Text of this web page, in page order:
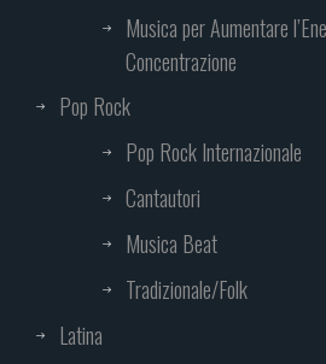
Musica per Aumentare
Concentrazione
Pop Rock
Pop Rock Internazionale
Cantautori
Musica Beat
Tradizionale/Folk
Latina